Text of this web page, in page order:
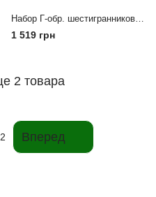
Набор Г-обр. шестигранников 1.5-14мм 9ед. супердлинных GAAD1509 TOPTUL
1 519 грн
2 товара
Вперед